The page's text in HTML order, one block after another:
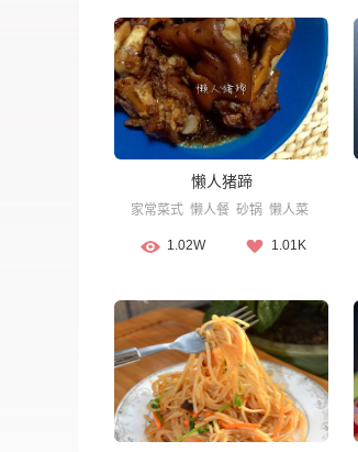
懒人猪蹄
家常菜式 懒人餐 砂锅 懒人菜
1.02W 1.01K